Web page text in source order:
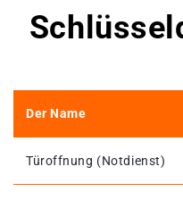
Der Name
Türoffnung (Notdienst)